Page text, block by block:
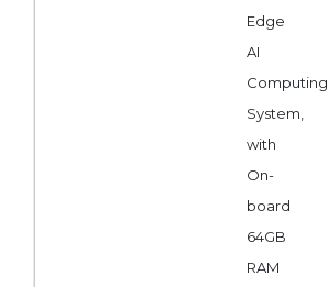
Edge
AI
Computing
System,
with
On-
board
64GB
RAM